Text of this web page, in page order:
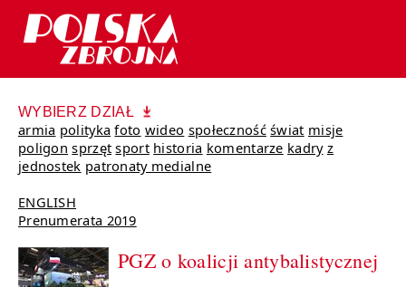
WYBIERZ DZIAŁ
armia polityka foto wideo społeczność świat misje
poligon sprzęt sport historia komentarze kadry z
jednostek patronaty medialne
ENGLISH
Prenumerata 2019
PGZ o koalicji antybalistycznej